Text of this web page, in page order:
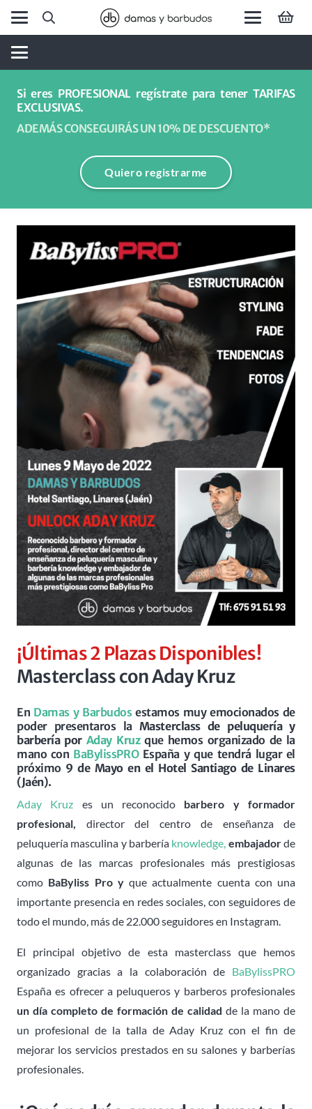
Si eres PROFESIONAL regístrate para tener TARIFAS
EXCLUSIVAS.
ADEMÁS CONSEGUIRÁS UN 10% DE DESCUENTO*
Quiero registrarme
¡Últimas 2 Plazas Disponibles!
Masterclass con Aday Kruz
En Damas y Barbudosestamos muy emocionados de
poder presentaros la Masterclass de peluquería y
barbería por Aday Kruzque hemos organizado de la
mano con BaBylissPROEspaña y que tendrá lugar el
próximo 9 de Mayo en el Hotel Santiago de Linares
(Jaén).
Aday Kruz es un reconocido barbero y formador
profesional, director del centro de enseñanza de
peluquería masculina y barbería knowledge, embajadorde
algunas de las marcas profesionales más prestigiosas
como BaByliss Pro yque actualmente cuenta con una
importante presencia en redes sociales, con seguidores de
todo el mundo, más de 22.000 seguidores en Instagram.
El principal objetivo de esta masterclass que hemos
organizado gracias a la colaboración de BaBylissPRO
España es ofrecer a peluqueros y barberos profesionales
un día completo de formación de calidad de la mano de
un profesional de la talla de Aday Kruz con el fin de
mejorar los servicios prestados en su salones y barberías
profesionales.